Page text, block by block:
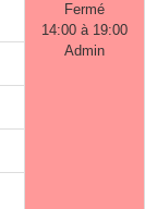
Fermé
14:00 à 19:00
Admin